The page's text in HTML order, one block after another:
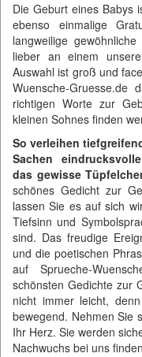
Die Geburt eines Babys
ebenso einmalige
langweilige
lieber an einem
Auswahl ist groß und
Wuensche-Gruesse.de
richtigen Worte zur
kleinen Sohnes finden
So verleihen
Sachen
das gewisse
schönes Gedicht zur
lassen Sie es auf sich
Tiefsinn und
sind. Das freudige
und die poetischen
aufSprueche-
schönsten Gedichte zur
nicht immer leicht,
bewegend. Nehmen Sie
Ihr Herz. Sie werden
Nachwuchs bei uns